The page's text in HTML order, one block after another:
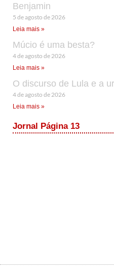
Benjamin
5 de agosto de 2026
Leia mais »
Múcio é uma besta?
4 de agosto de 2026
Leia mais »
O discurso de Lula e a
4 de agosto de 2026
Leia mais »
Jornal Página 13